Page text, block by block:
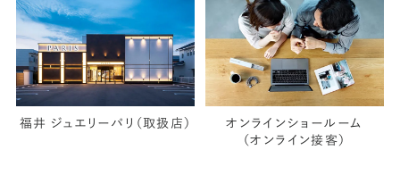
福井 ジュエリーパリ（取扱店）
オンラインショールーム
（オンライン接客）